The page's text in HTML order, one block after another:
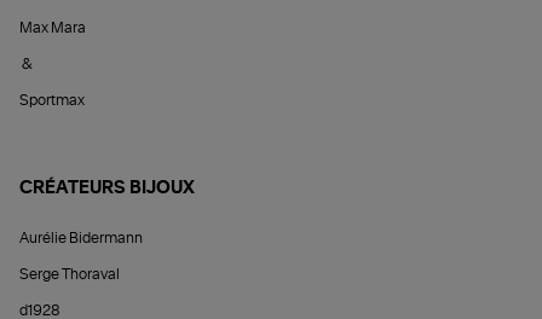
Max Mara
&
Sportmax
CRÉATEURS BIJOUX
Aurélie Bidermann
Serge Thoraval
d1928